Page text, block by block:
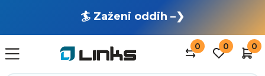
🏄 Zaženi oddih –❯
0 0 0